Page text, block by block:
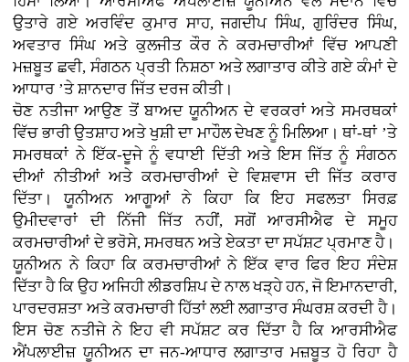
ਉਤਾਰੇ ਗਏ ਅਰਵਿੰਦ ਕੁਮਾਰ ਸਾਹ, ਜਗਦੀਪ ਸਿੰਘ, ਗੁਰਿੰਦਰ ਸਿੰਘ,
ਅਵਤਾਰ ਸਿੰਘ ਅਤੇ ਕੁਲਜੀਤ ਕੌਰ ਨੇ ਕਰਮਚਾਰੀਆਂ ਵਿੱਚ ਆਪਣੀ
ਮਜ਼ਬੂਤ ਛਵੀ, ਸੰਗਠਨ ਪ੍ਰਤੀ ਨਿਸ਼ਠਾ ਅਤੇ ਲਗਾਤਾਰ ਕੀਤੇ ਗਏ ਕੰਮਾਂ ਦੇ
ਆਧਾਰ ’ਤੇ ਸ਼ਾਨਦਾਰ ਜਿੱਤ ਦਰਜ ਕੀਤੀ।
ਚੋਣ ਨਤੀਜਾ ਆਉਣ ਤੋਂ ਬਾਅਦ ਯੂਨੀਅਨ ਦੇ ਵਰਕਰਾਂ ਅਤੇ ਸਮਰਥਕਾਂ
ਵਿੱਚ ਭਾਰੀ ਉਤਸ਼ਾਹ ਅਤੇ ਖੁਸ਼ੀ ਦਾ ਮਾਹੌਲ ਦੇਖਣ ਨੂੰ ਮਿਲਿਆ। ਥਾਂ-ਥਾਂ ’ਤੇ
ਸਮਰਥਕਾਂ ਨੇ ਇੱਕ-ਦੂਜੇ ਨੂੰ ਵਧਾਈ ਦਿੱਤੀ ਅਤੇ ਇਸ ਜਿੱਤ ਨੂੰ ਸੰਗਠਨ
ਦੀਆਂ ਨੀਤੀਆਂ ਅਤੇ ਕਰਮਚਾਰੀਆਂ ਦੇ ਵਿਸ਼ਵਾਸ ਦੀ ਜਿੱਤ ਕਰਾਰ
ਦਿੱਤਾ। ਯੂਨੀਅਨ ਆਗੂਆਂ ਨੇ ਕਿਹਾ ਕਿ ਇਹ ਸਫਲਤਾ ਸਿਰਫ਼
ਉਮੀਦਵਾਰਾਂ ਦੀ ਨਿੱਜੀ ਜਿੱਤ ਨਹੀਂ, ਸਗੋਂ ਆਰਸੀਐਫ ਦੇ ਸਮੂਹ
ਕਰਮਚਾਰੀਆਂ ਦੇ ਭਰੋਸੇ, ਸਮਰਥਨ ਅਤੇ ਏਕਤਾ ਦਾ ਸਪੱਸ਼ਟ ਪ੍ਰਮਾਣ ਹੈ।
ਯੂਨੀਅਨ ਨੇ ਕਿਹਾ ਕਿ ਕਰਮਚਾਰੀਆਂ ਨੇ ਇੱਕ ਵਾਰ ਫਿਰ ਇਹ ਸੰਦੇਸ਼
ਦਿੱਤਾ ਹੈ ਕਿ ਉਹ ਅਜਿਹੀ ਲੀਡਰਸ਼ਿਪ ਦੇ ਨਾਲ ਖੜ੍ਹੇ ਹਨ, ਜੋ ਇਮਾਨਦਾਰੀ,
ਪਾਰਦਰਸ਼ਤਾ ਅਤੇ ਕਰਮਚਾਰੀ ਹਿੱਤਾਂ ਲਈ ਲਗਾਤਾਰ ਸੰਘਰਸ਼ ਕਰਦੀ ਹੈ।
ਇਸ ਚੋਣ ਨਤੀਜੇ ਨੇ ਇਹ ਵੀ ਸਪੱਸ਼ਟ ਕਰ ਦਿੱਤਾ ਹੈ ਕਿ ਆਰਸੀਐਫ
ਐਂਪਲਾਈਜ਼ ਯੂਨੀਅਨ ਦਾ ਜਨ-ਆਧਾਰ ਲਗਾਤਾਰ ਮਜ਼ਬੂਤ ਹੋ ਰਿਹਾ ਹੈ